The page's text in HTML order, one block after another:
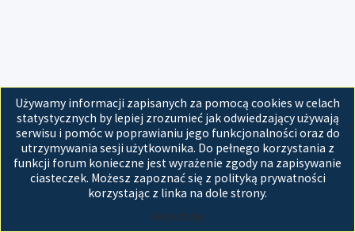
Używamy informacji zapisanych za pomocą cookies w celach
statystycznych by lepiej zrozumieć jak odwiedzający używają
serwisu i pomóc w poprawianiu jego funkcjonalności oraz do
utrzymywania sesji użytkownika. Do pełnego korzystania z
funkcji forum konieczne jest wyrażenie zgody na zapisywanie
ciasteczek. Możesz zapoznać się z polityką prywatności
korzystając z linka na dole strony.
Akceptuję